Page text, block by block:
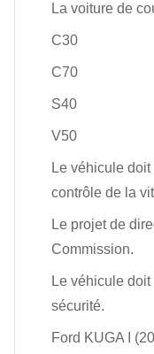
La voiture de
C30
C70
S40
V50
Le véhicule
contrôle de la
Le projet de
Commission.
Le véhicule
sécurité.
Ford KUGA I